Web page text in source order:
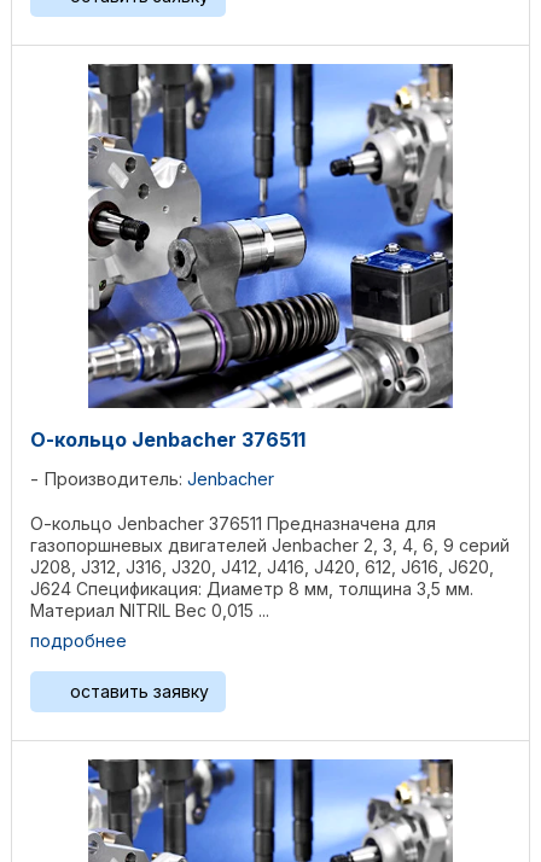
О-кольцо Jenbacher 376511
Производитель: Jenbacher
О-кольцо Jenbacher 376511 Предназначена для
газопоршневых двигателей Jenbacher 2, 3, 4, 6, 9 серий
J208, J312, J316, J320, J412, J416, J420, 612, J616, J620,
J624 Спецификация: Диаметр 8 мм, толщина 3,5 мм.
Материал NITRIL Вес 0,015 ...
подробнее
оставить заявку